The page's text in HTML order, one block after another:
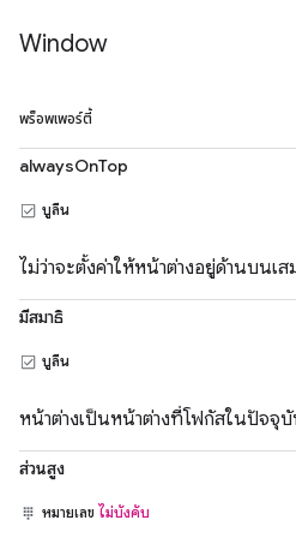
Window
พร็อพเพอร์ตี้
alwaysOnTop
บูลีน
ไม่ว่าจะตั้งค่าให้หน้าต่างอยู่ด้านบนเ
มีสมาธิ
บูลีน
หน้าต่างเป็นหน้าต่างที่โฟกัสในปัจจุ
ส่วนสูง
หมายเลข ไม่บังคับ